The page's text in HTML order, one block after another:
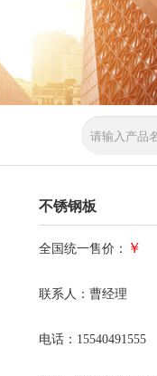
不锈钢板
全国统一售价： ￥
联系人：曹经理
电话：15540491555